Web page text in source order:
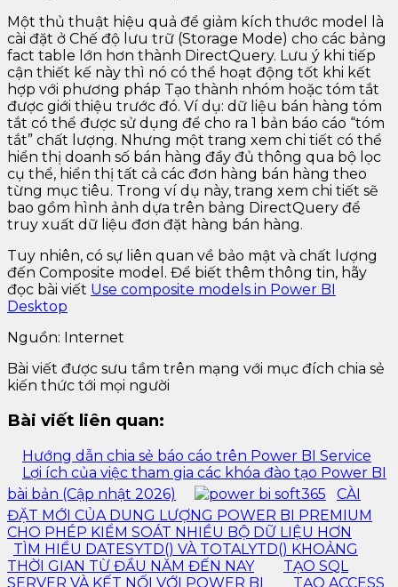
Một thủ thuật hiệu quả để giảm kích thước model là
cài đặt ở Chế độ lưu trữ (Storage Mode) cho các bảng
fact table lớn hơn thành DirectQuery. Lưu ý khi tiếp
cận thiết kế này thì nó có thể hoạt động tốt khi kết
hợp với phương pháp Tạo thành nhóm hoặc tóm tắt
được giới thiệu trước đó. Ví dụ: dữ liệu bán hàng tóm
tắt có thể được sử dụng để cho ra 1 bản báo cáo “tóm
tắt” chất lượng. Nhưng một trang xem chi tiết có thể
hiển thị doanh số bán hàng đầy đủ thông qua bộ lọc
cụ thể, hiển thị tất cả các đơn hàng bán hàng theo
từng mục tiêu. Trong ví dụ này, trang xem chi tiết sẽ
bao gồm hình ảnh dựa trên bảng DirectQuery để
truy xuất dữ liệu đơn đặt hàng bán hàng.
Tuy nhiên, có sự liên quan về bảo mật và chất lượng
đến Composite model. Để biết thêm thông tin, hãy
đọc bài viết Use composite models in Power BI
Desktop
Nguồn: Internet
Bài viết được sưu tầm trên mạng với mục đích chia sẻ
kiến thức tới mọi người
Bài viết liên quan:
Hướng dẫn chia sẻ báo cáo trên Power BI Service
Lợi ích của việc tham gia các khóa đào tạo Power BI
bài bản (Cập nhật 2026)
CÀI
ĐẶT MỚI CỦA DUNG LƯỢNG POWER BI PREMIUM
CHO PHÉP KIỂM SOÁT NHIỀU BỘ DỮ LIỆU HƠN
TÌM HIỂU DATESYTD() VÀ TOTALYTD() KHOẢNG
THỜI GIAN TỪ ĐẦU NĂM ĐẾN NAY
TẠO SQL
SERVER VÀ KẾT NỐI VỚI POWER BI
TẠO ACCESS